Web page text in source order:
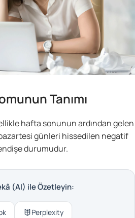
Tanımı
hafta sonunun ardından gelen
günleri hissedilen negatif
durumudur.
(AI) ile Özetleyin:
Perplexity